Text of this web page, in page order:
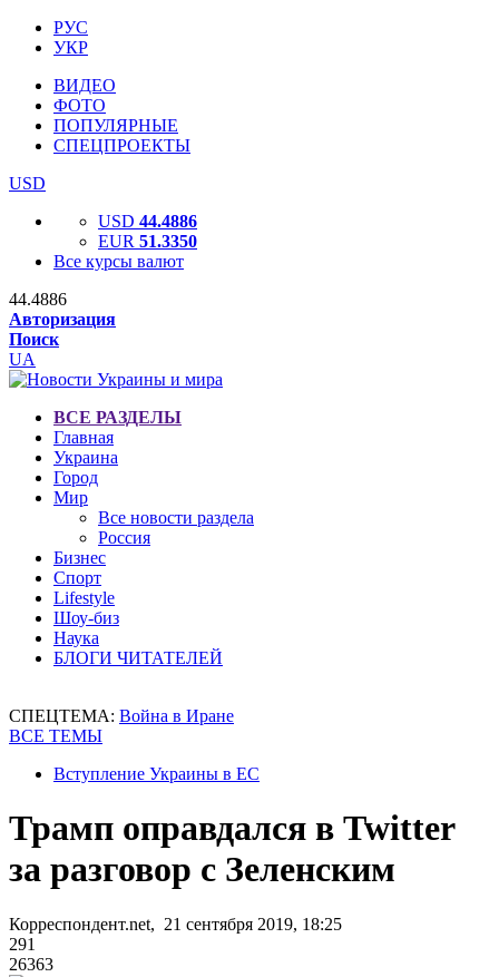
РУС
УКР
ВИДЕО
ФОТО
ПОПУЛЯРНЫЕ
СПЕЦПРОЕКТЫ
USD
USD 44.4886
EUR 51.3350
Все курсы валют
44.4886
Авторизация
Поиск
UA
ВСЕ РАЗДЕЛЫ
Главная
Украина
Город
Мир
Все новости раздела
Россия
Бизнес
Спорт
Lifestyle
Шоу-биз
Наука
БЛОГИ ЧИТАТЕЛЕЙ
СПЕЦТЕМА: Война в Иране
ВСЕ ТЕМЫ
Вступление Украины в ЕС
Трамп оправдался в Twitter
за разговор с Зеленским
Корреспондент.net, 21 сентября 2019, 18:25
291
26363